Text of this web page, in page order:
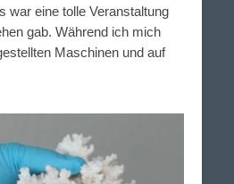
war eine tolle Veranstaltung
gab. Während ich mich
Maschinen und auf